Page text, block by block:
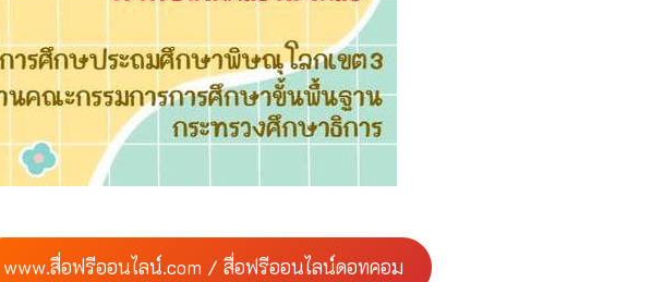
www.สื่อฟรีออนไลน์.com / สื่อฟรีออนไลน์ดอทคอม